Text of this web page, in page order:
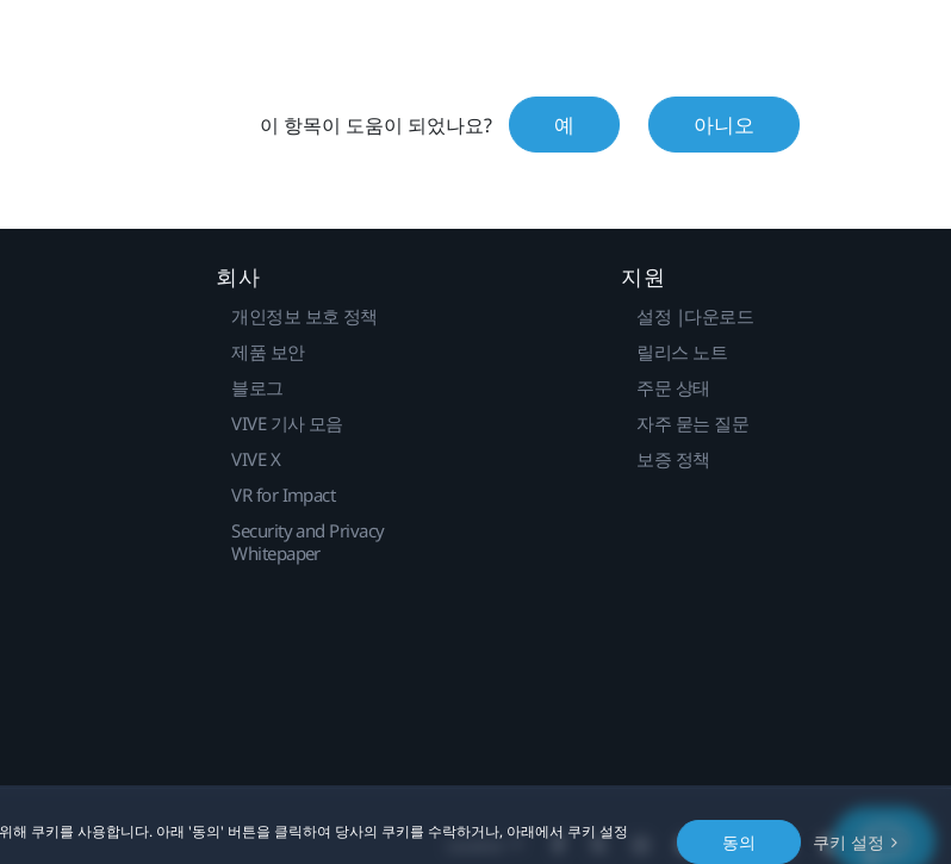
이 항목이 도움이 되었나요? 예 아니오
쿠키를 사용합니다. 아래 '동의' 버튼을 클릭하여 당사의 쿠키를 수락하거나, 아래에서 쿠키 설정
동의 쿠키 설정
회사
개인정보 보호 정책
제품 보안
블로그
VIVE 기사 모음
VIVE X
VR for Impact
Security and Privacy
Whitepaper
지원
설정 |다운로드
릴리스 노트
주문 상태
자주 묻는 질문
보증 정책
Location